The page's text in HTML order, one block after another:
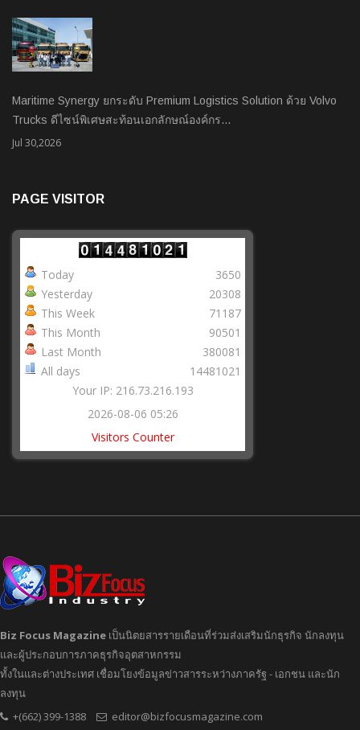
Maritime Synergy ยกระดับ Premium Logistics Solution ด้วย Volvo
Trucks ดีไซน์พิเศษสะท้อนเอกลักษณ์องค์กร…
Jul 30,2026
PAGE VISITOR
Today
Yesterday
This Week
This Month
Last Month
All days
3650
20308
71187
90501
380081
14481021
Your IP: 216.73.216.193
2026-08-06 05:26
Visitors Counter
Biz Focus Magazine เป็นนิตยสารรายเดือนที่ร่วมส่งเสริมนักธุรกิจ นักลงทุน
และผู้ประกอบการภาคธุรกิจอุตสาหกรรม
ทั้งในและต่างประเทศ เชื่อมโยงข้อมูลข่าวสารระหว่างภาครัฐ - เอกชน และนัก
ลงทุน
+(662) 399-1388
editor@bizfocusmagazine.com